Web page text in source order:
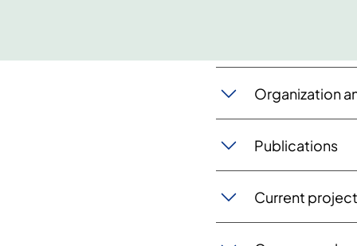
Organization
Publications
Current